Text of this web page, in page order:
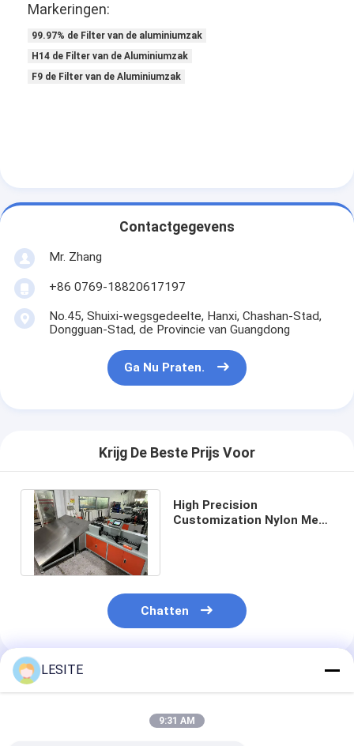
luchtfilter Frame maken machine
De Filter van de Hepazak
Markeringen:
99.97% de Filter van de aluminiumzak
H14 de Filter van de Aluminiumzak
F9 de Filter van de Aluminiumzak
Contactgegevens
Mr. Zhang
+86 0769-18820617197
No.45, Shuixi-wegsgedeelte, Hanxi, Chashan-Stad,
Dongguan-Stad, de Provincie van Guangdong
Ga Nu Praten.
Krijg De Beste Prijs Voor
High Precision
Customization Nylon Mesh
Chatten
Geadviseerde Producten
LESITE
9:31 AM